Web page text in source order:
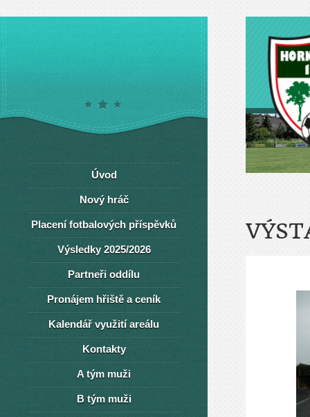
Úvod
Nový hráč
Placení fotbalových příspěvků
Výsledky 2025/2026
Partneři oddílu
Pronájem hřiště a ceník
Kalendář využití areálu
Kontakty
A tým muži
B tým muži